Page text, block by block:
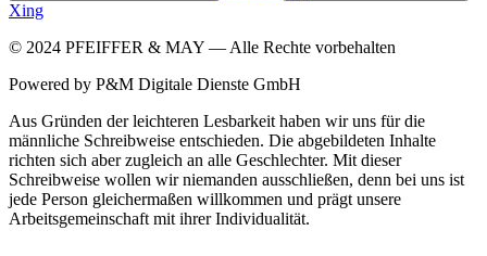
Xing
© 2024 PFEIFFER & MAY — Alle Rechte vorbehalten
Powered by P&M Digitale Dienste GmbH
Aus Gründen der leichteren Lesbarkeit haben wir uns für die
männliche Schreibweise entschieden. Die abgebildeten Inhalte
richten sich aber zugleich an alle Geschlechter. Mit dieser
Schreibweise wollen wir niemanden ausschließen, denn bei uns ist
jede Person gleichermaßen willkommen und prägt unsere
Arbeitsgemeinschaft mit ihrer Individualität.